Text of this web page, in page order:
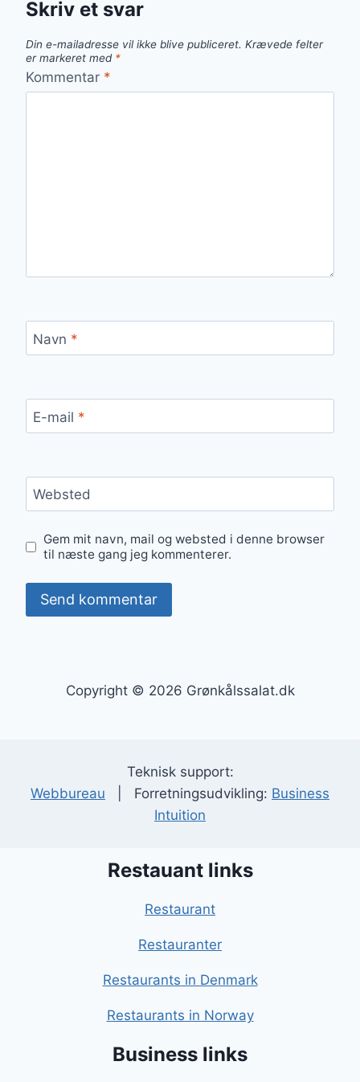
Skriv et svar
Din e-mailadresse vil ikke blive publiceret. Krævede felter
er markeret med *
Kommentar *
Navn *
E-mail *
Websted
Gem mit navn, mail og websted i denne browser
til næste gang jeg kommenterer.
Copyright © 2026 Grønkålssalat.dk
Teknisk support:
Webbureau | Forretningsudvikling: Business
Intuition
Restauant links
Restaurant
Restauranter
Restaurants in Denmark
Restaurants in Norway
Business links